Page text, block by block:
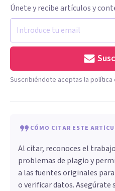
Únete y recibe artículos y
Suscribiéndote aceptas la política
CÓMO CITAR ESTE
Al citar, reconoces el
problemas de plagio y
a las fuentes originales
o verificar datos. Asegúrate